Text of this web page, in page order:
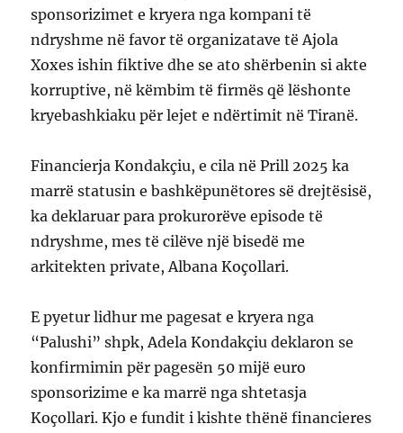
sponsorizimet e kryera nga kompani të
ndryshme në favor të organizatave të Ajola
Xoxes ishin fiktive dhe se ato shërbenin si akte
korruptive, në këmbim të firmës që lëshonte
kryebashkiaku për lejet e ndërtimit në Tiranë.
Financierja Kondakçiu, e cila në Prill 2025 ka
marrë statusin e bashkëpunëtores së drejtësisë,
ka deklaruar para prokurorëve episode të
ndryshme, mes të cilëve një bisedë me
arkitekten private, Albana Koçollari.
E pyetur lidhur me pagesat e kryera nga
“Palushi” shpk, Adela Kondakçiu deklaron se
konfirmimin për pagesën 50 mijë euro
sponsorizime e ka marrë nga shtetasja
Koçollari. Kjo e fundit i kishte thënë financieres